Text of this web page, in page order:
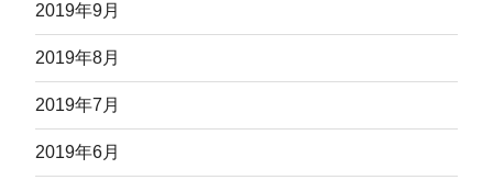
2019年9月
2019年8月
2019年7月
2019年6月